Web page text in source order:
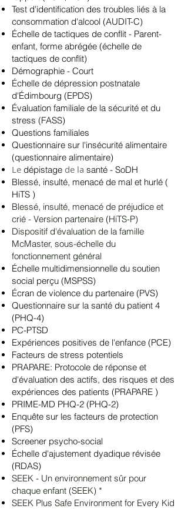
Test d'identification des troubles liés à la
consommation d'alcool (AUDIT-C)
Échelle de tactiques de conflit - Parent-
enfant, forme abrégée (échelle de
tactiques de conflit)
Démographie - Court
Échelle de dépression postnatale
d'Édimbourg (EPDS)
Évaluation familiale de la sécurité et du
stress (FASS)
Questions familiales
Questionnaire sur l'insécurité alimentaire
(questionnaire alimentaire)
Le dépistage de la santé - SoDH
Blessé, insulté, menacé de mal et hurlé (
HiTS )
Blessé, insulté, menacé de préjudice et
crié - Version partenaire (HiTS-P)
Dispositif d'évaluation de la famille
McMaster, sous-échelle du
fonctionnement général
Échelle multidimensionnelle du soutien
social perçu (MSPSS)
Écran de violence du partenaire (PVS)
Questionnaire sur la santé du patient 4
(PHQ-4)
PC-PTSD
Expériences positives de l'enfance (PCE)
Facteurs de stress potentiels
PRAPARE: Protocole de réponse et
d'évaluation des actifs, des risques et des
expériences des patients (PRAPARE )
PRIME-MD PHQ-2 (PHQ-2)
Enquête sur les facteurs de protection
(PFS)
Screener psycho-social
Échelle d'ajustement dyadique révisée
(RDAS)
SEEK - Un environnement sûr pour
chaque enfant (SEEK) *
SEEK Plus Safe Environment for Every Kid